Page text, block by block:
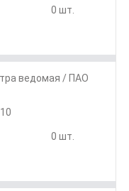
0 шт.
ведомая / ПАО
0 шт.